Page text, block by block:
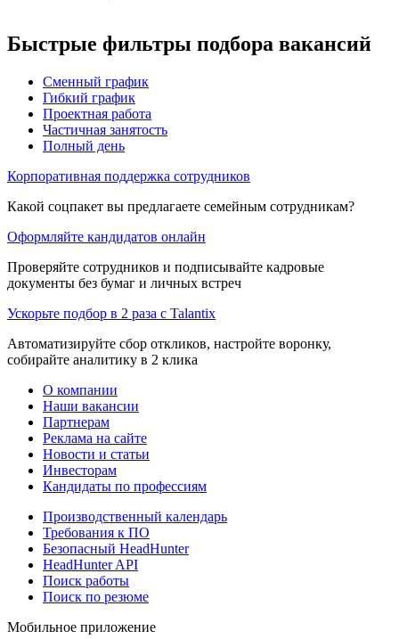
Быстрые фильтры подбора вакансий
Сменный график
Гибкий график
Проектная работа
Частичная занятость
Полный день
Корпоративная поддержка сотрудников
Какой соцпакет вы предлагаете семейным сотрудникам?
Оформляйте кандидатов онлайн
Проверяйте сотрудников и подписывайте кадровые
документы без бумаг и личных встреч
Ускорьте подбор в 2 раза с Talantix
Автоматизируйте сбор откликов, настройте воронку,
собирайте аналитику в 2 клика
О компании
Наши вакансии
Партнерам
Реклама на сайте
Новости и статьи
Инвесторам
Кандидаты по профессиям
Производственный календарь
Требования к ПО
Безопасный HeadHunter
HeadHunter API
Поиск работы
Поиск по резюме
Мобильное приложение